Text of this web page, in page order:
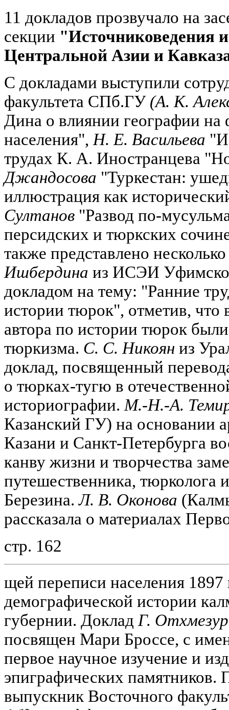
11 докладов прозвучало на
секции "Источниковедения
Центральной Азии и
С докладами выступили
факультета СПб.ГУ (А. К.
Дина о влиянии географии на
населения", Н. Е. Васильева
трудах К. А. Иностранцева
Джандосова "Туркестан:
иллюстрация как
Султанов "Развод по-
персидских и тюркских
также представлено
Ишбердина из ИСЭИ
докладом на тему: "Ранние
истории тюрок", отметив, что
автора по истории тюрок
тюркизма. С. С. Никоян из
доклад, посвященный
о тюрках-тугю в
историографии. М.-Н.-А.
Казанский ГУ) на основании
Казани и Санкт-Петербурга
канву жизни и творчества
путешественника, тюрколога
Березина.Л. В. Оконова
рассказала о материалах
стр. 162
щей переписи населения 1897
демографической истории
губернии. Доклад Г.
посвящен Мари Броссе, с
первое научное изучение и
эпиграфических
выпускник Восточного